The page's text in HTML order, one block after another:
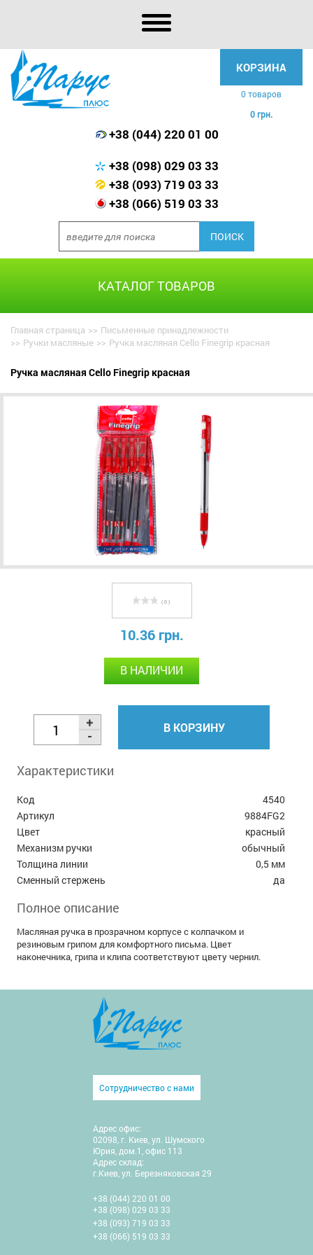
КОРЗИНА
0 товаров
0 грн.
+38 (044) 220 01 00
+38 (098) 029 03 33
+38 (093) 719 03 33
+38 (066) 519 03 33
КАТАЛОГ ТОВАРОВ
Главная страница >> Письменные принадлежности
>> Ручки масляные >> Ручка масляная Cello Finegrip красная
Ручка масляная Cello Finegrip красная
( 0 )
10.36 грн.
В НАЛИЧИИ
В КОРЗИНУ
Характеристики
Код
4540
Артикул
9884FG2
Цвет
красный
Механизм ручки
обычный
Толщина линии
0,5 мм
Сменный стержень
да
Полное описание
Масляная ручка в прозрачном корпусе с колпачком и
резиновым грипом для комфортного письма. Цвет
наконечника, грипа и клипа соответствуют цвету чернил.
Сотрудничество с нами
Адрес офис:
02098, г. Киев, ул. Шумского
Юрия, дом.1, офис 113
Адрес склад:
г.Киев, ул. Березняковская 29
+38 (044) 220 01 00
+38 (098) 029 03 33
+38 (093) 719 03 33
+38 (066) 519 03 33